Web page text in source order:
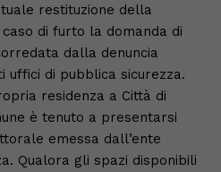
restituzione della
di furto la domanda di
dalla denuncia
uffici di pubblica sicurezza.
residenza a Città di
è tenuto a presentarsi
emessa dall’ente
Qualora gli spazi disponibili